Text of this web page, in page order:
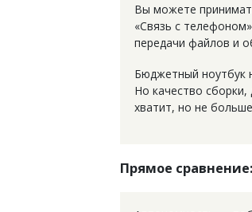
Вы можете
«Связь с
передачи файлов и
Бюджетный ноутбук
Но качество
хватит, но не
Прямое